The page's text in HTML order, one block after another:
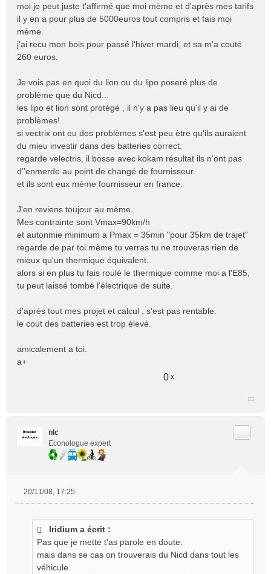
moi je peut juste t'affirmé que moi mème et d'après mes tarifs
il y en a pour plus de 5000euros tout compris et fais moi
mème.
j'ai recu mon bois pour passé l'hiver mardi, et sa m'a couté
260 euros.
Je vois pas en quoi du lion ou du lipo poseré plus de
problème que du Nicd...
les lipo et lion sont protégé , il n'y a pas lieu qu'il y ai de
problèmes!
si vectrix ont eu des problèmes s'est peu ètre qu'ils auraient
du mieu investir dans des batteries correct.
regarde velectris, il bosse avec kokam résultat ils n'ont pas
d''enmerde au point de changé de fournisseur.
et ils sont eux mème fournisseur en france.
J'en reviens toujour au mème.
Mes contrainte sont Vmax=90km/h
et autonmie minimum a Pmax = 35min "pour 35km de trajet"
regarde de par toi mème tu verras tu ne trouveras rien de
mieux qu'un thermique équivalent.
alors si en plus tu fais roulé le thermique comme moi a l'E85,
tu peut laissé tombé l'électrique de suite.
d'après tout mes projet et calcul , s'est pas rentable.
le cout des batteries est trop élevé.
amicalement a toi.
a+
0 x
nlc
Econologue expert
20/11/08, 17:25
Iridium a écrit :
Pas que je mette t'as parole en doute.
mais dans se cas on trouverais du Nicd dans tout les
véhicule.